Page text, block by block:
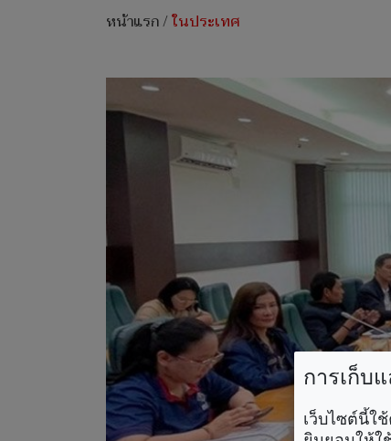
หน้าแรก/ในประเทศ
การเก็บ
เว็บไซต์นี้ใ